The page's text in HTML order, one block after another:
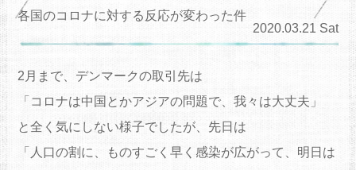
各国のコロナに対する反応が変わった件
2020.03.21 Sat
2月まで、デンマークの取引先は
「コロナは中国とかアジアの問題で、我々は大丈夫」
と全く気にしない様子でしたが、先日は
「人口の割に、ものすごく早く感染が広がって、明日は